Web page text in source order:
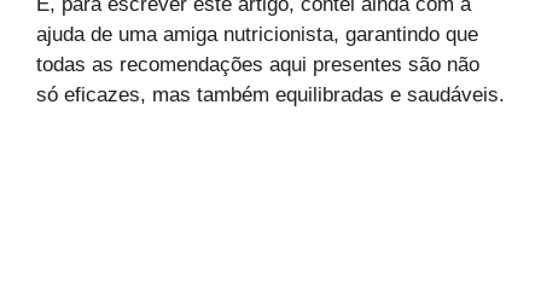
ajuda de uma amiga nutricionista, garantindo que
todas as recomendações aqui presentes são não
só eficazes, mas também equilibradas e saudáveis.